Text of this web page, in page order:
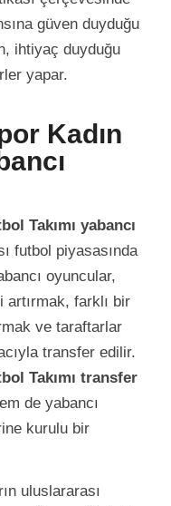
güven duyduğu
ihtiyaç duyduğu
yapar.
Kadın
Takımı yabancı
futbol piyasasında
oyuncular,
artırmak, farklı bir
ve taraftarlar
transfer edilir.
Takımı transfer
de yabancı
kurulu bir
uluslararası